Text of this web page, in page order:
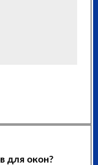
для окон?